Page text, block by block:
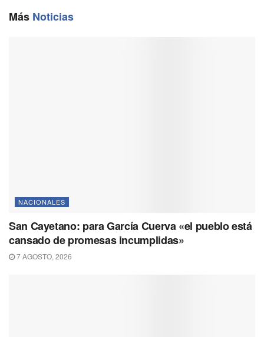
o
a
Más Noticias
NACIONALES
San Cayetano: para García Cuerva «el pueblo está
cansado de promesas incumplidas»
7 AGOSTO, 2026